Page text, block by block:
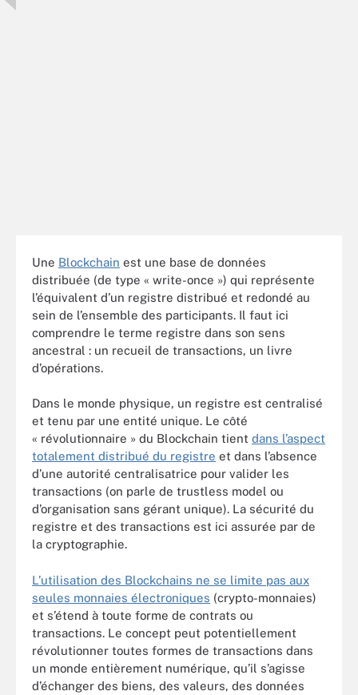
Une Blockchain est une base de données
distribuée (de type « write-once ») qui représente
l’équivalent d’un registre distribué et redondé au
sein de l’ensemble des participants. Il faut ici
comprendre le terme registre dans son sens
ancestral : un recueil de transactions, un livre
d’opérations.
Dans le monde physique, un registre est centralisé
et tenu par une entité unique. Le côté
« révolutionnaire » du Blockchain tient dans l’aspect
totalement distribué du registre et dans l’absence
d’une autorité centralisatrice pour valider les
transactions (on parle de trustless model ou
d’organisation sans gérant unique). La sécurité du
registre et des transactions est ici assurée par de
la cryptographie.
L’utilisation des Blockchains ne se limite pas aux
seules monnaies électroniques (crypto-monnaies)
et s’étend à toute forme de contrats ou
transactions. Le concept peut potentiellement
révolutionner toutes formes de transactions dans
un monde entièrement numérique, qu’il s’agisse
d’échanger des biens, des valeurs, des données